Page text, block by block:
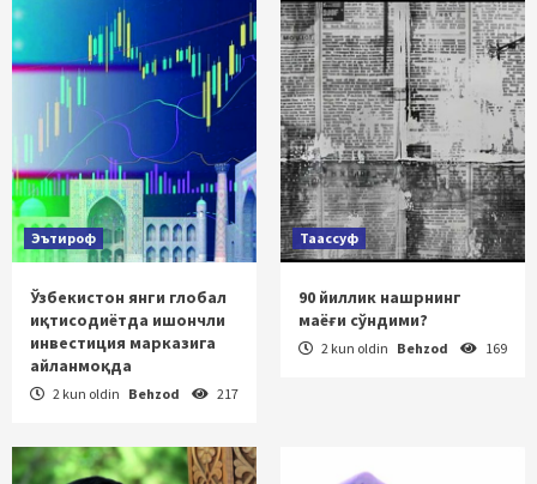
Эътироф
Ўзбекистон янги глобал
иқтисодиётда ишончли
инвестиция марказига
айланмоқда
2 kun oldin Behzod 217
Таассуф
90 йиллик нашрнинг
маёғи сўндими?
2 kun oldin Behzod 169